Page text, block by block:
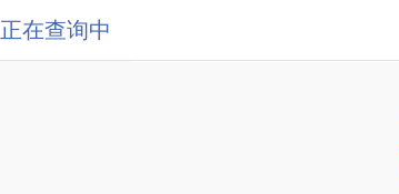
正在查询中